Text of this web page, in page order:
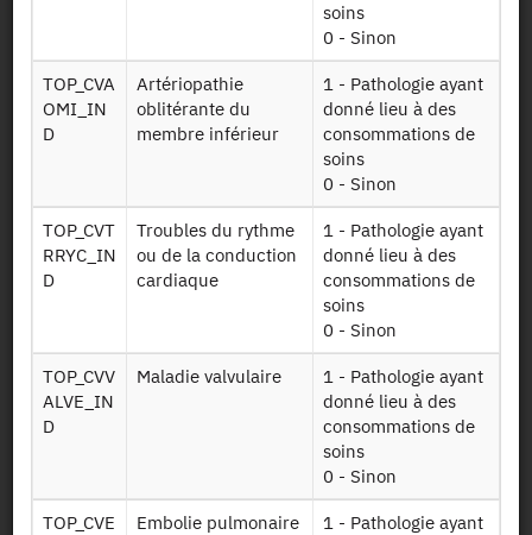
prestations pour
la consommation
Données sur les
dispositifs
prestations pour
de ville
Données sur les
dispositifs
prestations à
hôpital
de médicaments
Données sur les
soins
0 - Sinon
TOP_CVA
OMI_IN
D
Artériopathie
oblitérante du
membre inférieur
1 - Pathologie ayant
donné lieu à des
consommations de
soins
0 - Sinon
TOP_CVT
RRYC_IN
D
Troubles du rythme
ou de la conduction
cardiaque
1 - Pathologie ayant
donné lieu à des
consommations de
soins
0 - Sinon
TOP_CVV
ALVE_IN
D
Maladie valvulaire
1 - Pathologie ayant
donné lieu à des
consommations de
soins
0 - Sinon
TOP_CVE
Embolie pulmonaire
1 - Pathologie ayant